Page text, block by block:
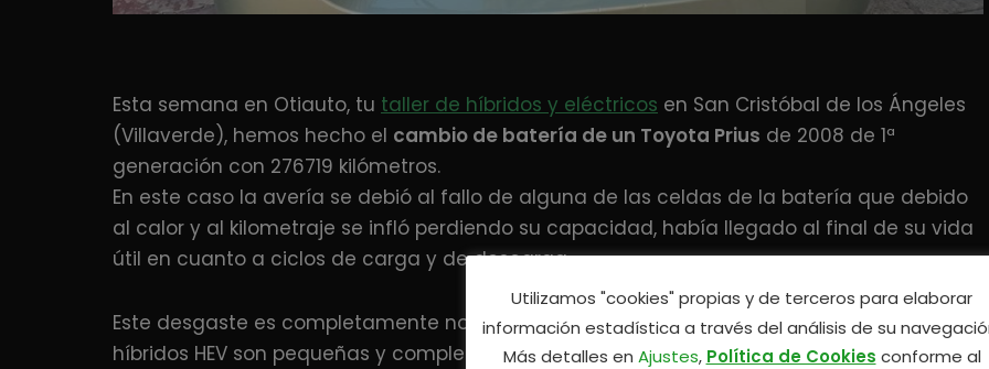
Esta semana en Otiauto, tu taller de híbridos y eléctricos en San Cristóbal de los Ángeles
(Villaverde), hemos hecho el cambio de batería de un Toyota Prius de 2008 de 1ª
generación con 276719 kilómetros.
En este caso la avería se debió al fallo de alguna de las celdas de la batería que debido
al calor y al kilometraje se infló perdiendo su capacidad, había llegado al final de su vida
útil en cuanto a ciclos de carga y de descarga.
Este desgaste es completamente normal debido a que las baterías de los vehículos
híbridos HEV son pequeñas y completan su número de ciclos de vida útil más rápido que
Utilizamos "cookies" propias y de terceros para elaborar
información estadística a través del análisis de su
Más detalles en Ajustes, Política de Cookies conforme al